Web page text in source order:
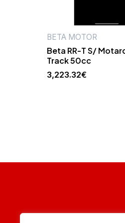
BETA MOTOR
Beta RR-T S/
Track 50cc
3,223.32€